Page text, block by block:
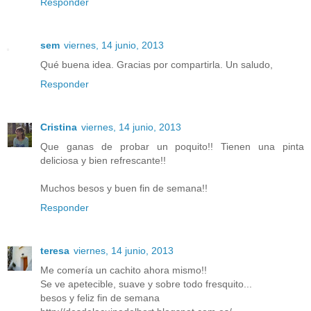
sem viernes, 14 junio, 2013
Qué buena idea. Gracias por compartirla. Un saludo,
Responder
Cristina viernes, 14 junio, 2013
Que ganas de probar un poquito!! Tienen una pinta
deliciosa y bien refrescante!!
Muchos besos y buen fin de semana!!
Responder
teresa viernes, 14 junio, 2013
Me comería un cachito ahora mismo!!
Se ve apetecible, suave y sobre todo fresquito...
besos y feliz fin de semana